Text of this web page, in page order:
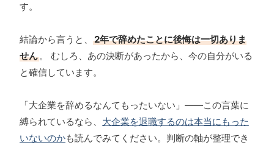
す。
結論から言うと、
2年で辞めたことに後悔は一切ありま
せん。 むしろ、あの決断があったから、今の自分がいる
と確信しています。
「大企業を辞めるなんてもったいない」——この言葉に
縛られているなら、 大企業を退職するのは本当にもった
いないのかも読んでみてください。判断の軸が整理でき